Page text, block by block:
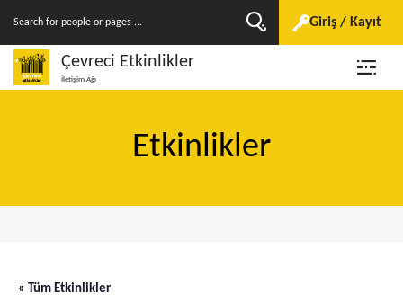
Giriş / Kayıt
Çevreci Etkinlikler
İletişim Ağı
Etkinlikler
« Tüm Etkinlikler